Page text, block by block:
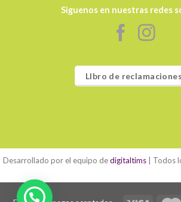
Siguenos en nuestras redes
LIbro de reclamaciones
Desarrollado por el equipo dedigitaltims | Todos